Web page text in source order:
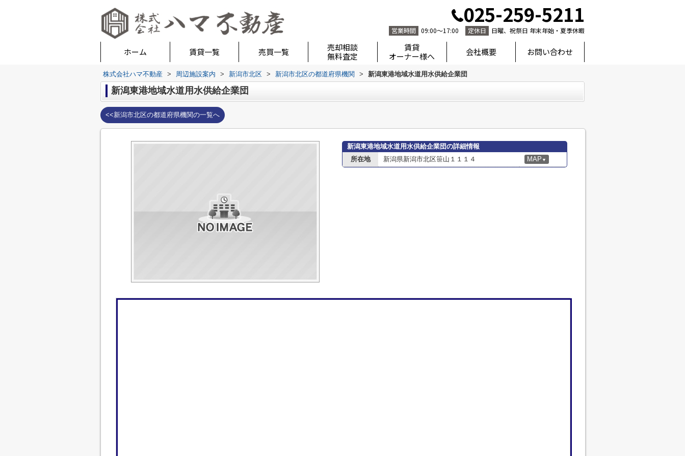
025-259-5211
営業時間 09:00～17:00 定休日 日曜、祝祭日 年末年始・夏季休暇
ホーム 賃貸一覧 売買一覧
売却相談
無料査定
賃貸
オーナー様へ
会社概要 お問い合わせ
株式会社ハマ不動産 > 周辺施設案内 > 新潟市北区 > 新潟市北区の都道府県機関 > 新潟東港地域水道用水供給企業団
新潟東港地域水道用水供給企業団
<<新潟市北区の都道府県機関の一覧へ
新潟東港地域水道用水供給企業団の詳細情報
所在地
新潟県新潟市北区笹山１１１４ MAP ▼